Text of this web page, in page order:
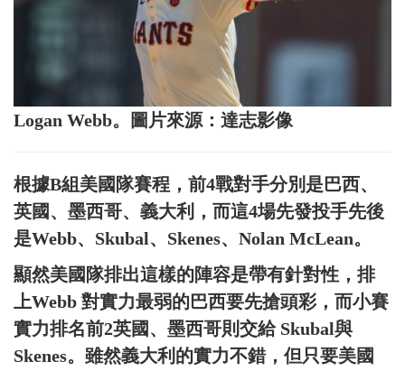
Logan Webb。圖片來源：達志影像
根據B組美國隊賽程，前4戰對手分別是巴西、
英國、墨西哥、義大利，而這4場先發投手先後
是Webb、Skubal、Skenes、Nolan McLean。
顯然美國隊排出這樣的陣容是帶有針對性，排
上Webb 對實力最弱的巴西要先搶頭彩，而小賽
實力排名前2英國、墨西哥則交給 Skubal與
Skenes。雖然義大利的實力不錯，但只要美國